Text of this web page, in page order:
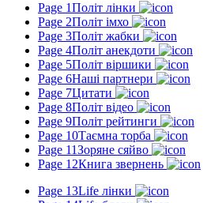
Page 1Політ лінки
Page 2Політ імхо
Page 3Політ жабки
Page 4Політ анекдоти
Page 5Політ віршики
Page 6Наші партнери
Page 7Цитати
Page 8Політ відео
Page 9Політ рейтинги
Page 10Таємна торба
Page 11Зоряне сяйво
Page 12Книга звернень
Page 13Life лінки